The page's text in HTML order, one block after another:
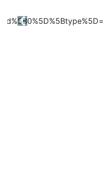
Previous